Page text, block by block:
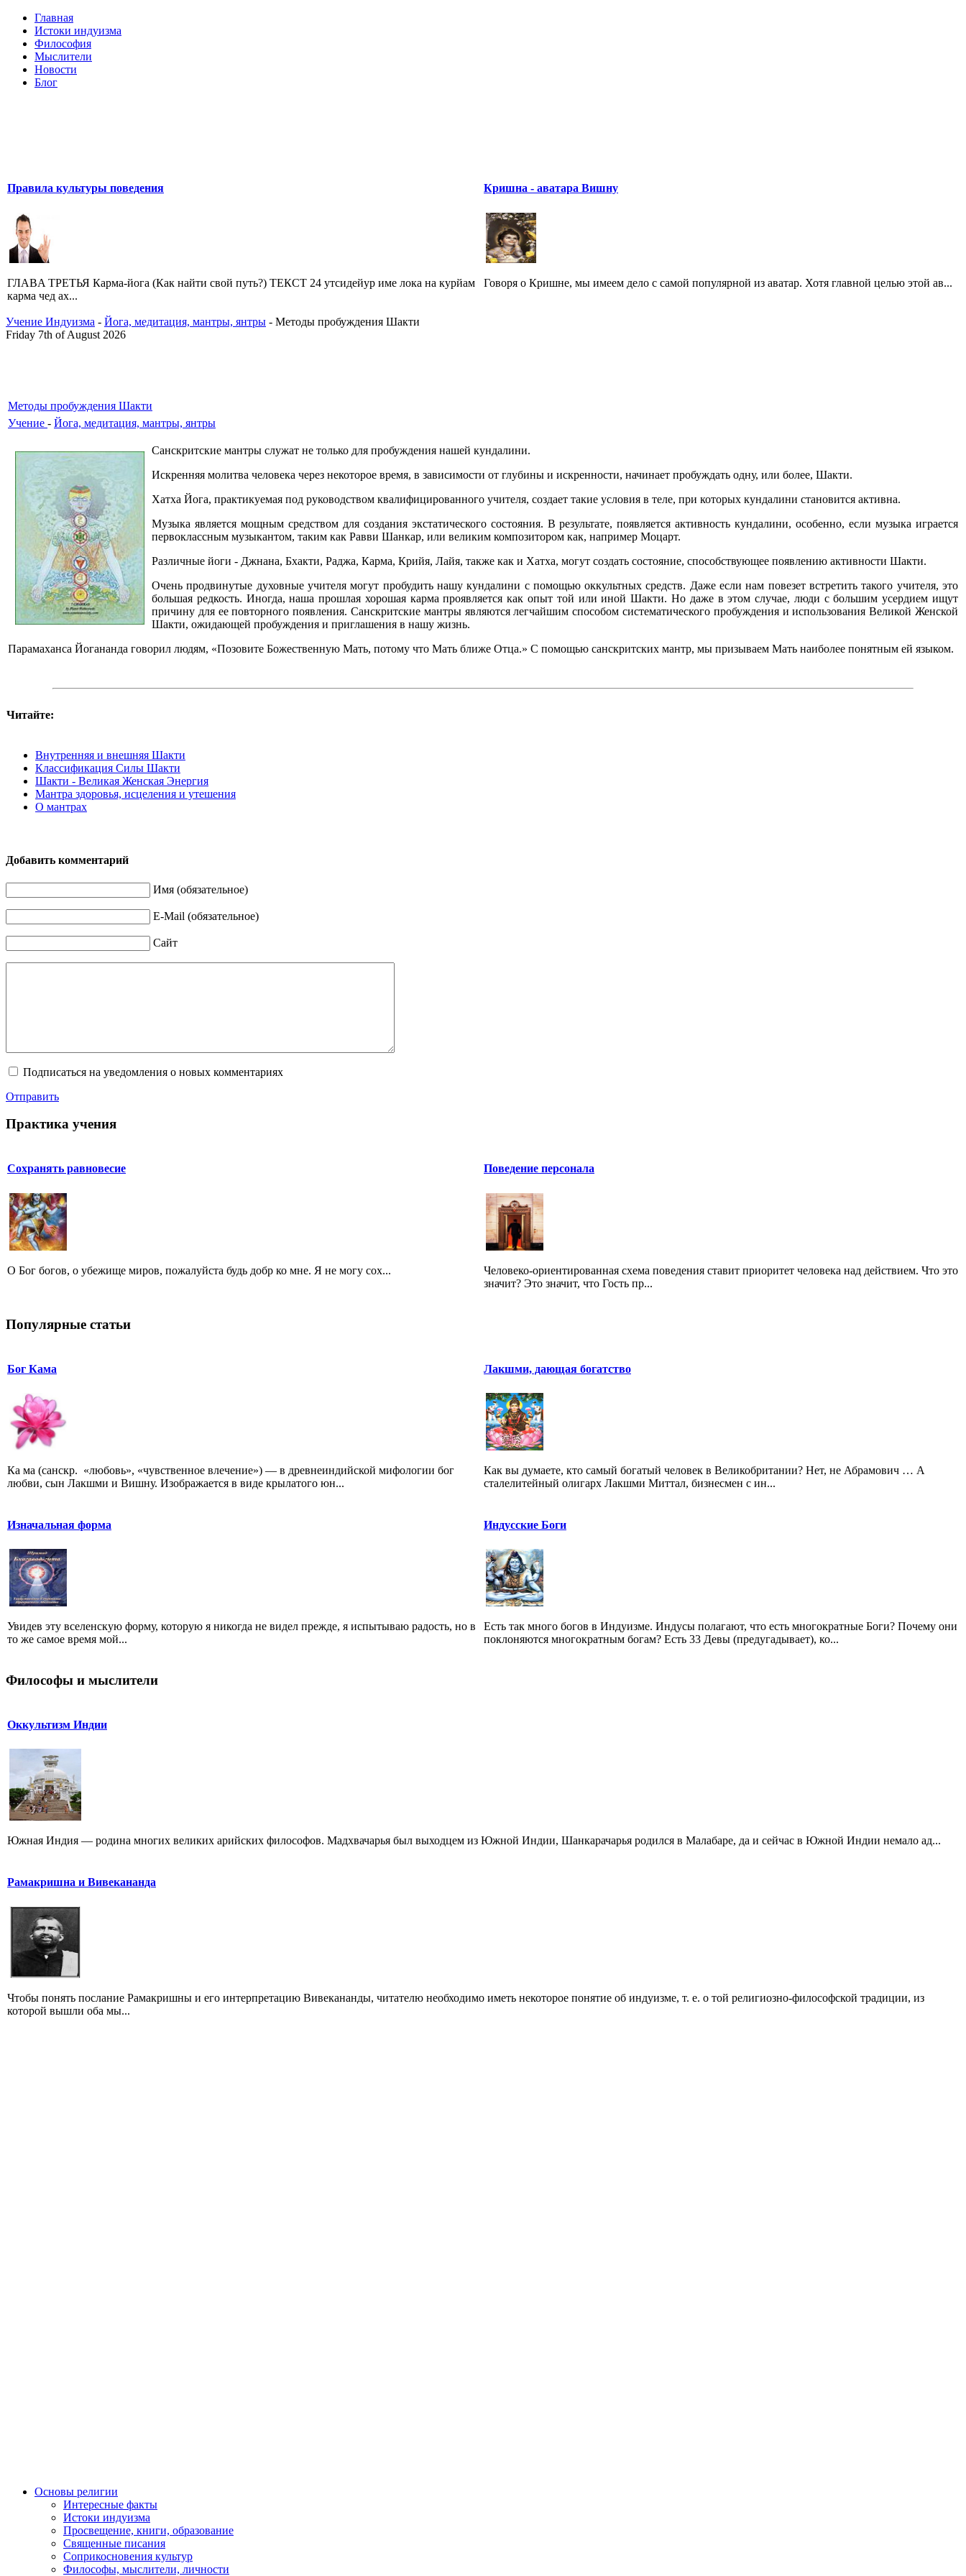
Главная
Истоки индуизма
Философия
Мыслители
Новости
Блог
Правила культуры поведения
ГЛAВA ТРЕТЬЯ Карма-йога (Как найти свой путь?) ТЕКСТ 24 утсидейур име лока на курйам
карма чед ах...
Кришна - аватара Вишну
Говоря о Кришне, мы имеем дело с самой популярной из аватар. Хотя главной целью этой ав...
Учение Индуизма - Йога, медитация, мантры, янтры - Методы пробуждения Шакти
Friday 7th of August 2026
Методы пробуждения Шакти
Учение - Йога, медитация, мантры, янтры
Санскритские мантры служат не только для пробуждения нашей кундалини.
Искренняя молитва человека через некоторое время, в зависимости от глубины и искренности, начинает пробуждать одну, или более, Шакти.
Хатха Йога, практикуемая под руководством квалифицированного учителя, создает такие условия в теле, при которых кундалини становится активна.
Музыка является мощным средством для создания экстатического состояния. В результате, появляется активность кундалини, особенно, если музыка играется
первоклассным музыкантом, таким как Равви Шанкар, или великим композитором как, например Моцарт.
Различные йоги - Джнана, Бхакти, Раджа, Карма, Крийя, Лайя, также как и Хатха, могут создать состояние, способствующее появлению активности Шакти.
Очень продвинутые духовные учителя могут пробудить нашу кундалини с помощью оккультных средств. Даже если нам повезет встретить такого учителя, это
большая редкость. Иногда, наша прошлая хорошая карма проявляется как опыт той или иной Шакти. Но даже в этом случае, люди с большим усердием ищут
причину для ее повторного появления. Санскритские мантры являются легчайшим способом систематического пробуждения и использования Великой Женской
Шакти, ожидающей пробуждения и приглашения в нашу жизнь.
Парамаханса Йогананда говорил людям, «Позовите Божественную Мать, потому что Мать ближе Отца.» С помощью санскритских мантр, мы призываем Мать наиболее понятным ей языком.
Читайте:
Внутренняя и внешняя Шакти
Классификация Силы Шакти
Шакти - Великая Женская Энергия
Мантра здоровья, исцеления и утешения
О мантрах
Добавить комментарий
Имя (обязательное)
E-Mail (обязательное)
Сайт
Подписаться на уведомления о новых комментариях
Отправить
Практика учения
Сохранять равновесие
O Бог богов, о убежище миров, пожалуйста будь добр ко мне. Я не могу сох...
Поведение персонала
Человеко-ориентированная схема поведения ставит приоритет человека над действием. Что это
значит? Это значит, что Гость пр...
Популярные статьи
Бог Кама
Ка ма (санскр. «любовь», «чувственное влечение») — в древнеиндийской мифологии бог
любви, сын Лакшми и Вишну. Изображается в виде крылатого юн...
Лакшми, дающая богатство
Как вы думаете, кто самый богатый человек в Великобритании? Нет, не Абрамович … А
сталелитейный олигарх Лакшми Миттал, бизнесмен с ин...
Изначальная форма
Увидев эту вселенскую форму, которую я никогда не видел прежде, я испытываю радость, но в
то же самое время мой...
Индусские Боги
Есть так много богов в Индуизме. Индусы полагают, что есть многократные Боги? Почему они
поклоняются многократным богам? Есть 33 Девы (предугадывает), ко...
Философы и мыслители
Оккультизм Индии
Южная Индия — родина многих великих арийских философов. Мадхвачарья был выходцем из Южной Индии, Шанкарачарья родился в Малабаре, да и сейчас в Южной Индии немало ад...
Рамакришна и Вивекананда
Чтобы понять послание Рамакришны и его интерпретацию Вивекананды, читателю необходимо иметь некоторое понятие об индуизме, т. е. о той религиозно-философской традиции, из
которой вышли оба мы...
Основы религии
Интересные факты
Истоки индуизма
Просвещение, книги, образование
Священные писания
Соприкосновения культур
Философы, мыслители, личности